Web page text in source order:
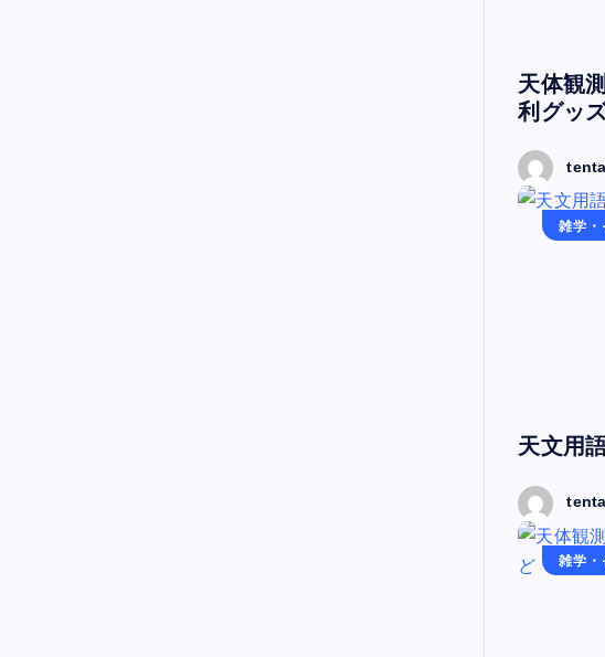
天体観
利グッ
雑学・
天文用
雑学・